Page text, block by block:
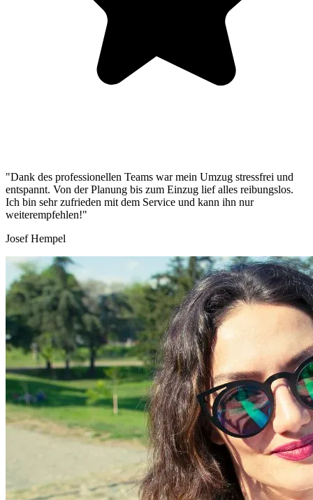
"Dank des professionellen Teams war mein Umzug stressfrei und
entspannt. Von der Planung bis zum Einzug lief alles reibungslos.
Ich bin sehr zufrieden mit dem Service und kann ihn nur
weiterempfehlen!"
Josef Hempel